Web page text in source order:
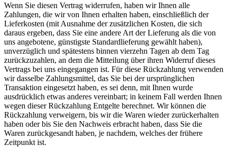
Wenn Sie diesen Vertrag widerrufen, haben wir Ihnen alle
Zahlungen, die wir von Ihnen erhalten haben, einschließlich der
Lieferkosten (mit Ausnahme der zusätzlichen Kosten, die sich
daraus ergeben, dass Sie eine andere Art der Lieferung als die von
uns angebotene, günstigste Standardlieferung gewählt haben),
unverzüglich und spätestens binnen vierzehn Tagen ab dem Tag
zurückzuzahlen, an dem die Mitteilung über ihren Widerruf dieses
Vertrags bei uns eingegangen ist. Für diese Rückzahlung verwenden
wir dasselbe Zahlungsmittel, das Sie bei der ursprünglichen
Transaktion eingesetzt haben, es sei denn, mit Ihnen wurde
ausdrücklich etwas anderes vereinbart; in keinem Fall werden Ihnen
wegen dieser Rückzahlung Entgelte berechnet. Wir können die
Rückzahlung verweigern, bis wir die Waren wieder zurückerhalten
haben oder bis Sie den Nachweis erbracht haben, dass Sie die
Waren zurückgesandt haben, je nachdem, welches der frühere
Zeitpunkt ist.